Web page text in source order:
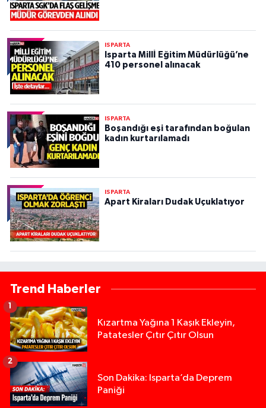
ISPARTA
Isparta Millİ Eğitim Müdürlüğü’ne
410 personel alınacak
ISPARTA
Boşandığı eşi tarafından boğulan
kadın kurtarılamadı
ISPARTA
Apart Kiraları Dudak Uçuklatıyor
Trend Haberler
Kızartma Yağına 1 Kaşık Ekleyin,
Patatesler Çıtır Çıtır Olsun
1
Son Dakika: Isparta’da Deprem
Paniği
2